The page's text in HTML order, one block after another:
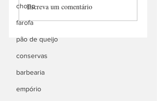
chopp
farofa
pão de queijo
conservas
barbearia
empório
Escreva um comentário